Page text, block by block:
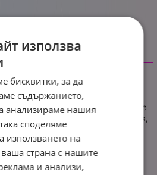
контролер с атрактивен
подсветка предназначен за
опция за смяна между двата
и Xinput, което ще гарантира,
игри за Windows. Nacon
покритие, осигуряващо ви
ползване. Благодарение на
този контролер би
използва
бисквитки, за да
съдържанието,
анализираме нашия
споделяме
използването на
страна с нашите
и анализи,